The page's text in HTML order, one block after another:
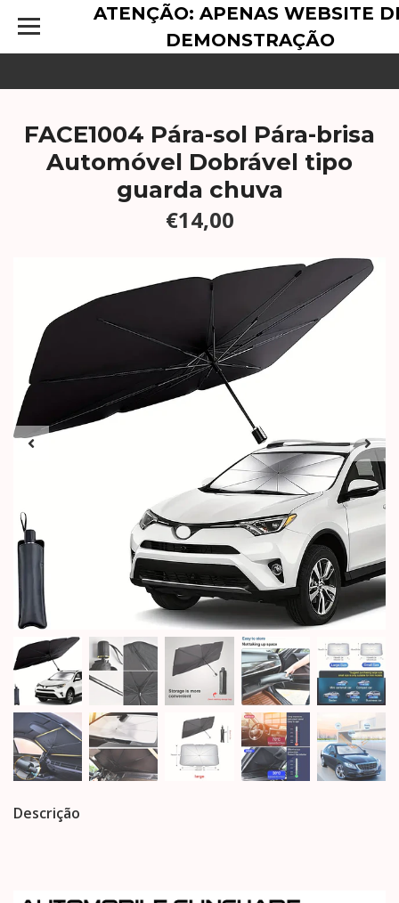
ATENÇÃO: APENAS WEBSITE
DEMONSTRAÇÃO
FACE1004 Pára-sol Pára-brisa
Automóvel Dobrável tipo
guarda chuva
€14,00
Descrição